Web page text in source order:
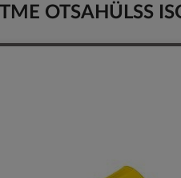
OTSAHÜLSS